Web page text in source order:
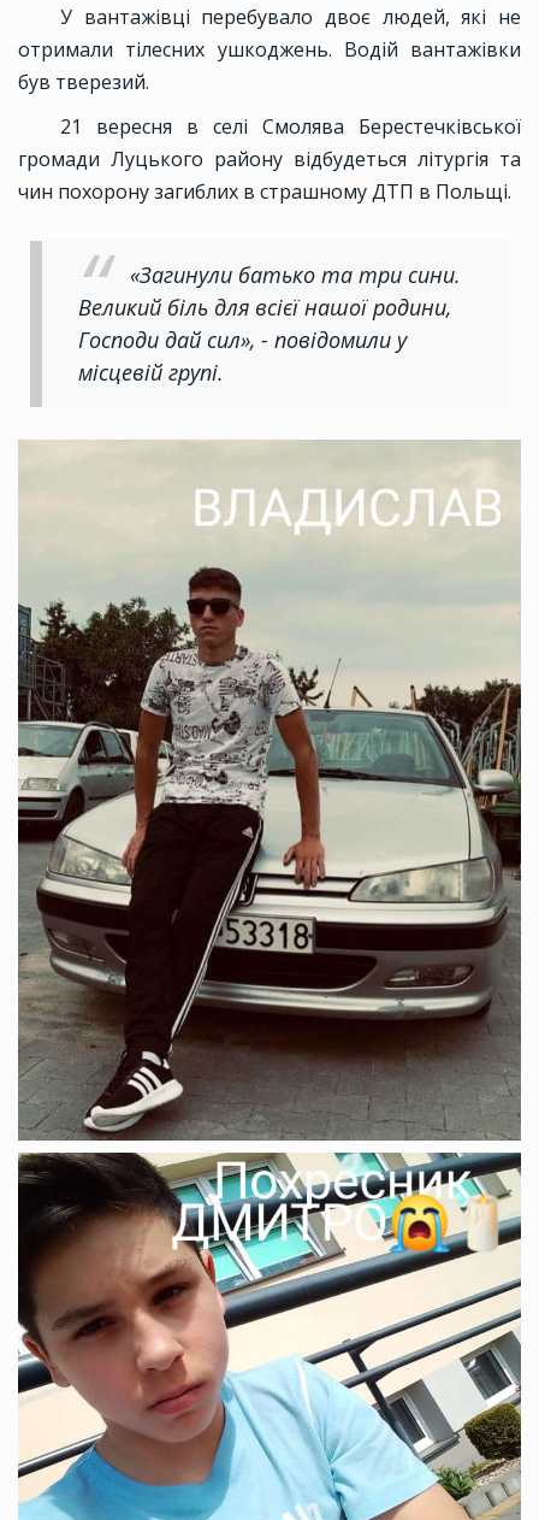
У вантажівці перебувало двоє людей, які не
отримали тілесних ушкоджень. Водій вантажівки
був тверезий.
21 вересня в селі Смолява Берестечківської
громади Луцького району відбудеться літургія та
чин похорону загиблих в страшному ДТП в Польщі.
«Загинули батько та три сини.
Великий біль для всієї нашої родини,
Господи дай сил», - повідомили у
місцевій групі.